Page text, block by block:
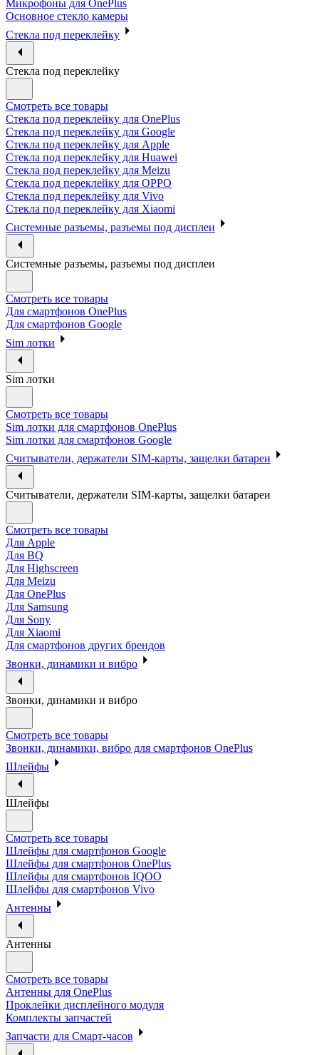
Микрофоны для OnePlus
Основное стекло камеры
Стекла под переклейку
Стекла под переклейку
Смотреть все товары
Стекла под переклейку для OnePlus
Стекла под переклейку для Google
Стекла под переклейку для Apple
Стекла под переклейку для Huawei
Стекла под переклейку для Meizu
Стекла под переклейку для OPPO
Стекла под переклейку для Vivo
Стекла под переклейку для Xiaomi
Системные разъемы, разъемы под дисплеи
Системные разъемы, разъемы под дисплеи
Смотреть все товары
Для смартфонов OnePlus
Для смартфонов Google
Sim лотки
Sim лотки
Смотреть все товары
Sim лотки для смартфонов OnePlus
Sim лотки для смартфонов Google
Считыватели, держатели SIM-карты, защелки батареи
Считыватели, держатели SIM-карты, защелки батареи
Смотреть все товары
Для Apple
Для BQ
Для Highscreen
Для Meizu
Для OnePlus
Для Samsung
Для Sony
Для Xiaomi
Для смартфонов других брендов
Звонки, динамики и вибро
Звонки, динамики и вибро
Смотреть все товары
Звонки, динамики, вибро для смартфонов OnePlus
Шлейфы
Шлейфы
Смотреть все товары
Шлейфы для смартфонов Google
Шлейфы для смартфонов OnePlus
Шлейфы для смартфонов IQOO
Шлейфы для смартфонов Vivo
Антенны
Антенны
Смотреть все товары
Антенны для OnePlus
Проклейки дисплейного модуля
Комплекты запчастей
Запчасти для Смарт-часов